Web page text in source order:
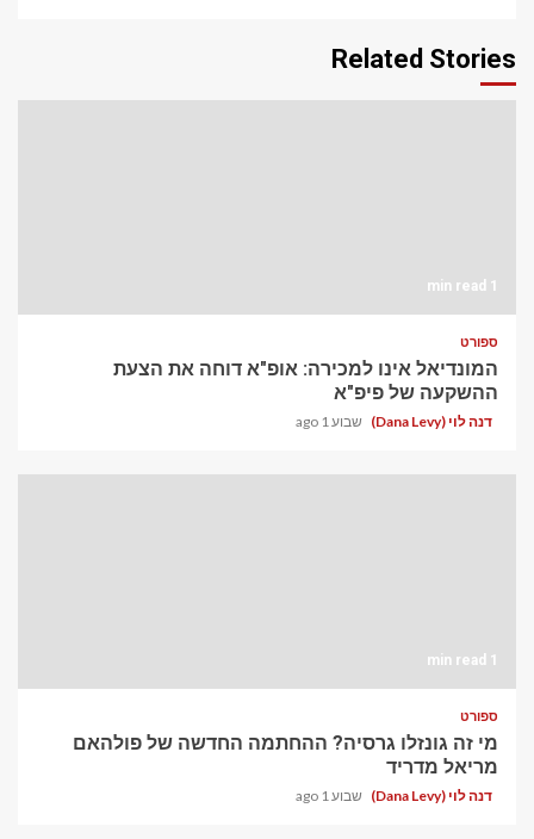
Related Stories
1 min read
ספורט
המונדיאל אינו למכירה: אופ"א דוחה את הצעת
ההשקעה של פיפ"א
דנה לוי (Dana Levy) שבוע 1 ago
1 min read
ספורט
מי זה גונזלו גרסיה? ההחתמה החדשה של פולהאם
מריאל מדריד
דנה לוי (Dana Levy) שבוע 1 ago